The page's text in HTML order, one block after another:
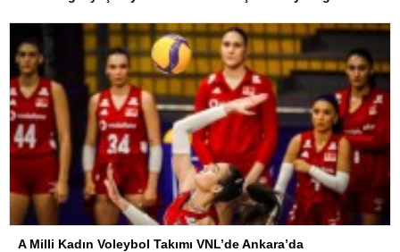
A Milli Kadın Voleybol Takımı VNL’de Ankara’da